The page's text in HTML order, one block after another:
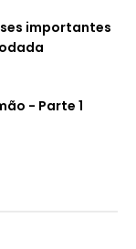
importantes
- Parte 1